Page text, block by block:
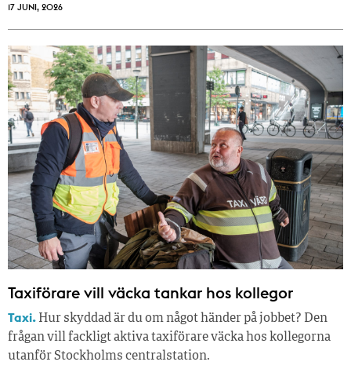
17 JUNI, 2026
Taxiförare vill väcka tankar hos kollegor
Taxi. Hur skyddad är du om något händer på jobbet? Den
frågan vill fackligt aktiva taxiförare väcka hos kollegorna
utanför Stockholms centralstation.